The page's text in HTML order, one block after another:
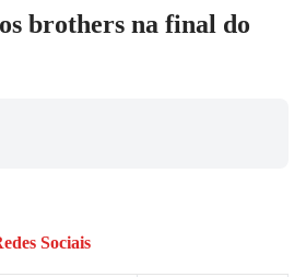
brothers na final do
Sociais